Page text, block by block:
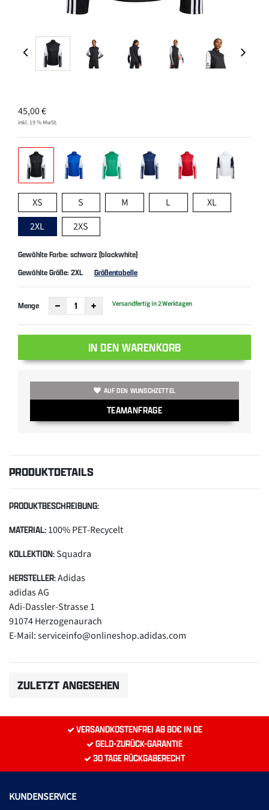
45,00€
inkl. 19 % MwSt.
XS S M L
XL
2XL
2XS
Gewählte Farbe: schwarz (blackwhite)
Gewählte Größe:2XL Größentabelle
Menge Versandfertig in 2 Werktagen
IN DEN WARENKORB
AUF DEN WUNSCHZETTEL
TEAMANFRAGE
PRODUKTDETAILS
PRODUKTBESCHREIBUNG:
MATERIAL: 100% PET-Recycelt
KOLLEKTION:Squadra
HERSTELLER:Adidas
adidas AG
Adi-Dassler-Strasse 1
91074 Herzogenaurach
E-Mail: serviceinfo@onlineshop.adidas.com
ZULETZT ANGESEHEN
VERSANDKOSTENFREI AB 80€ IN DE
GELD-ZURÜCK-GARANTIE
30 TAGE RÜCKGABERECHT
KUNDENSERVICE